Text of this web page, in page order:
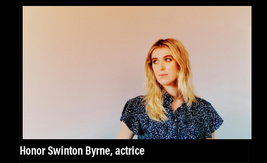
Honor Swinton Byrne, actrice